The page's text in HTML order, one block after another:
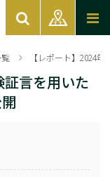
【レポート】2024
証言を用いた